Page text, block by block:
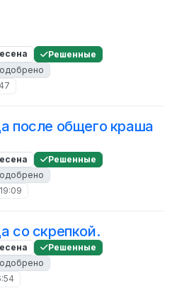
Решенные
одобрено
после общего краша
Решенные
одобрено
со скрепкой.
Решенные
одобрено